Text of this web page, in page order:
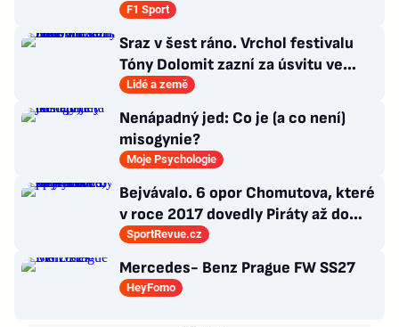
F1 Sport
Sraz v šest ráno. Vrchol festivalu
Tóny Dolomit zazní za úsvitu ve
3000 metrech
Lidé a země
Nenápadný jed: Co je (a co není)
misogynie?
Moje Psychologie
Bejvávalo. 6 opor Chomutova, které
v roce 2017 dovedly Piráty až do
semifinále play-off
SportRevue.cz
Mercedes- Benz Prague FW SS27
HeyFomo